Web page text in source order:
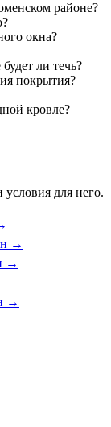
районе?
окна?
ли течь?
покрытия?
кровле?
для него.
→
→
→